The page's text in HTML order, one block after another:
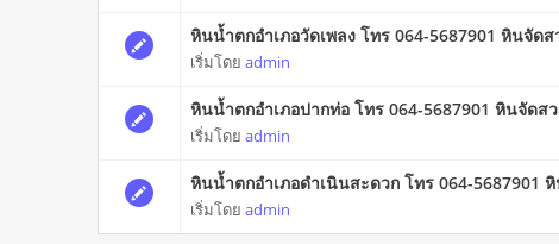
หินน้ำตกอำเภอวัดเพลง โทร 064-5687901 หินจั
เริ่มโดยadmin
หินน้ำตกอำเภอปากท่อ โทร 064-5687901 หินจัด
เริ่มโดยadmin
หินน้ำตกอำเภอดำเนินสะดวก โทร 064-5687901
เริ่มโดยadmin